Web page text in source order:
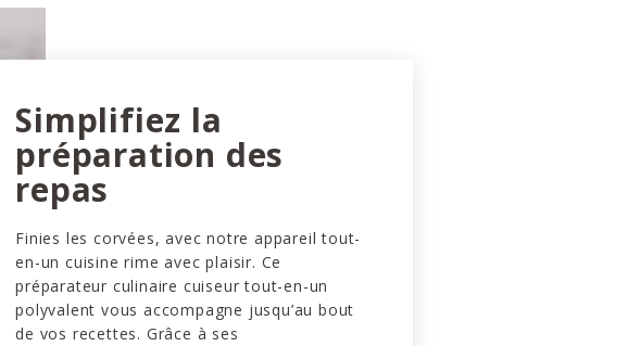
Simplifiez la
préparation des
repas
Finies les corvées, avec notre appareil tout-
en-un cuisine rime avec plaisir. Ce
préparateur culinaire cuiseur tout-en-un
polyvalent vous accompagne jusqu’au bout
de vos recettes. Grâce à ses